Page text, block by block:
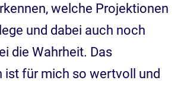
welche Projektionen
und dabei auch noch
die Wahrheit. Das
ist für mich so wertvoll und